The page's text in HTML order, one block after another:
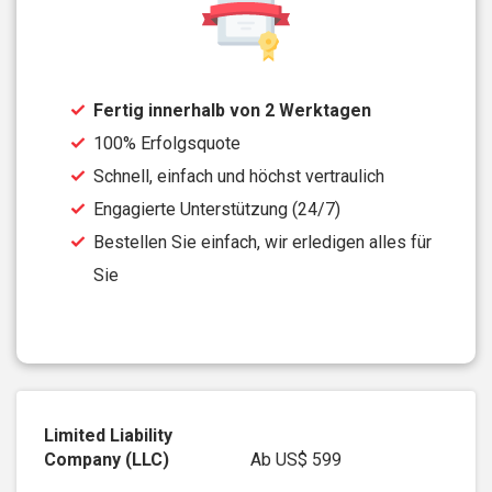
Fertig innerhalb von 2 Werktagen
100% Erfolgsquote
Schnell, einfach und höchst vertraulich
Engagierte Unterstützung (24/7)
Bestellen Sie einfach, wir erledigen alles für
Sie
Ab US$ 599